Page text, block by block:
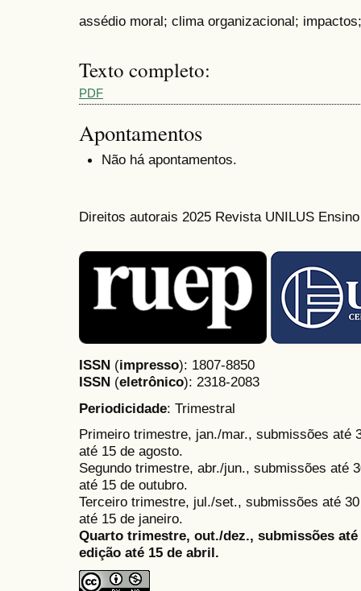
assédio moral; clima organizacional;
Texto completo:
PDF
Apontamentos
Não há apontamentos.
Direitos autorais 2025 Revista UNILUS
ISSN (impresso): 1807-8850
ISSN (eletrônico): 2318-2083
Periodicidade: Trimestral
Primeiro trimestre, jan./mar., submissões até
até 15 de agosto.
Segundo trimestre, abr./jun., submissões até
até 15 de outubro.
Terceiro trimestre, jul./set., submissões até
até 15 de janeiro.
Quarto trimestre, out./dez., submissões
edição até 15 de abril.